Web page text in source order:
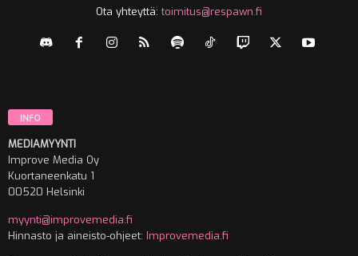
Ota yhteyttä:toimitus@respawn.fi
INFO
MEDIAMYYNTI
Improve Media Oy
Kuortaneenkatu 1
00520 Helsinki
myynti@improvemedia.fi
Hinnasto ja aineisto-ohjeet: Improvemedia.fi